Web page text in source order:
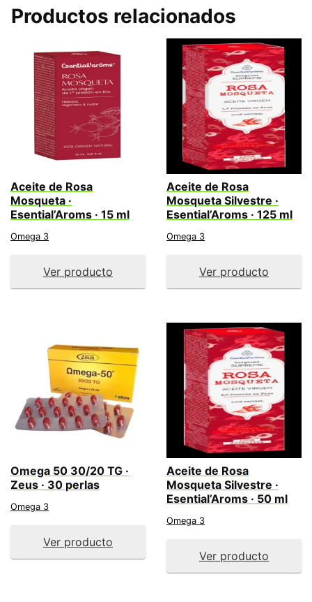
Productos relacionados
Aceite de Rosa
Mosqueta ·
Esential’Aroms · 15 ml
Omega 3
Ver producto
Aceite de Rosa
Mosqueta Silvestre ·
Esential’Aroms · 125 ml
Omega 3
Ver producto
Omega 50 30/20 TG ·
Zeus · 30 perlas
Omega 3
Ver producto
Aceite de Rosa
Mosqueta Silvestre ·
Esential’Aroms · 50 ml
Omega 3
Ver producto